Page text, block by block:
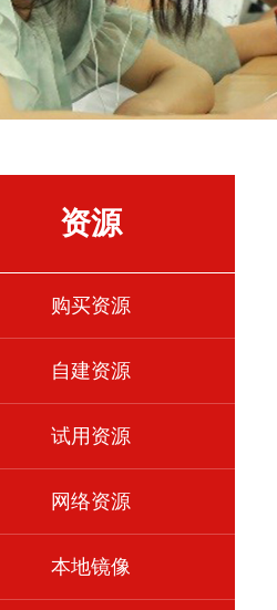
资源
购买资源
自建资源
试用资源
网络资源
本地镜像